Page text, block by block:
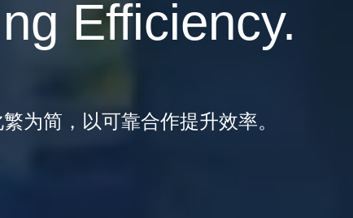
Efficiency.
为简，以可靠合作提升效率。